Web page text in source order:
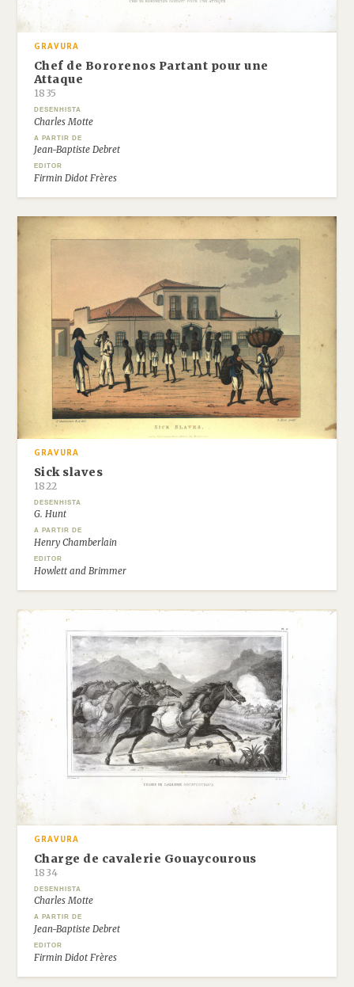
GRAVURA
Chef de Bororenos Partant pour une
Attaque
1835
DESENHISTA
Charles Motte
A PARTIR DE
Jean-Baptiste Debret
EDITOR
Firmin Didot Frères
GRAVURA
Sick slaves
1822
DESENHISTA
G. Hunt
A PARTIR DE
Henry Chamberlain
EDITOR
Howlett and Brimmer
GRAVURA
Charge de cavalerie Gouaycourous
1834
DESENHISTA
Charles Motte
A PARTIR DE
Jean-Baptiste Debret
EDITOR
Firmin Didot Frères